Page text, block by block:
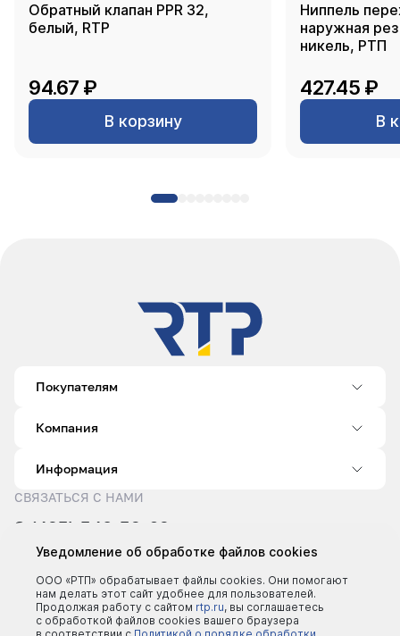
Обратный клапан PPR 32,
белый, RTP
94.67 ₽
В корзину
Ниппель
наружная
никель, РТП
427.45 ₽
В
Покупателям
Компания
Информация
СВЯЗАТЬСЯ С НАМИ
8 (495) 540-52-62
sale@rtp.ru
Пн–Пт: 9:00–18:00
Уведомление об обработке файлов cookies
ООО «РТП» обрабатывает файлы cookies. Они помогают
нам делать этот сайт удобнее для пользователей.
Продолжая работу с сайтом rtp.ru, вы соглашаетесь
с обработкой файлов cookies вашего браузера